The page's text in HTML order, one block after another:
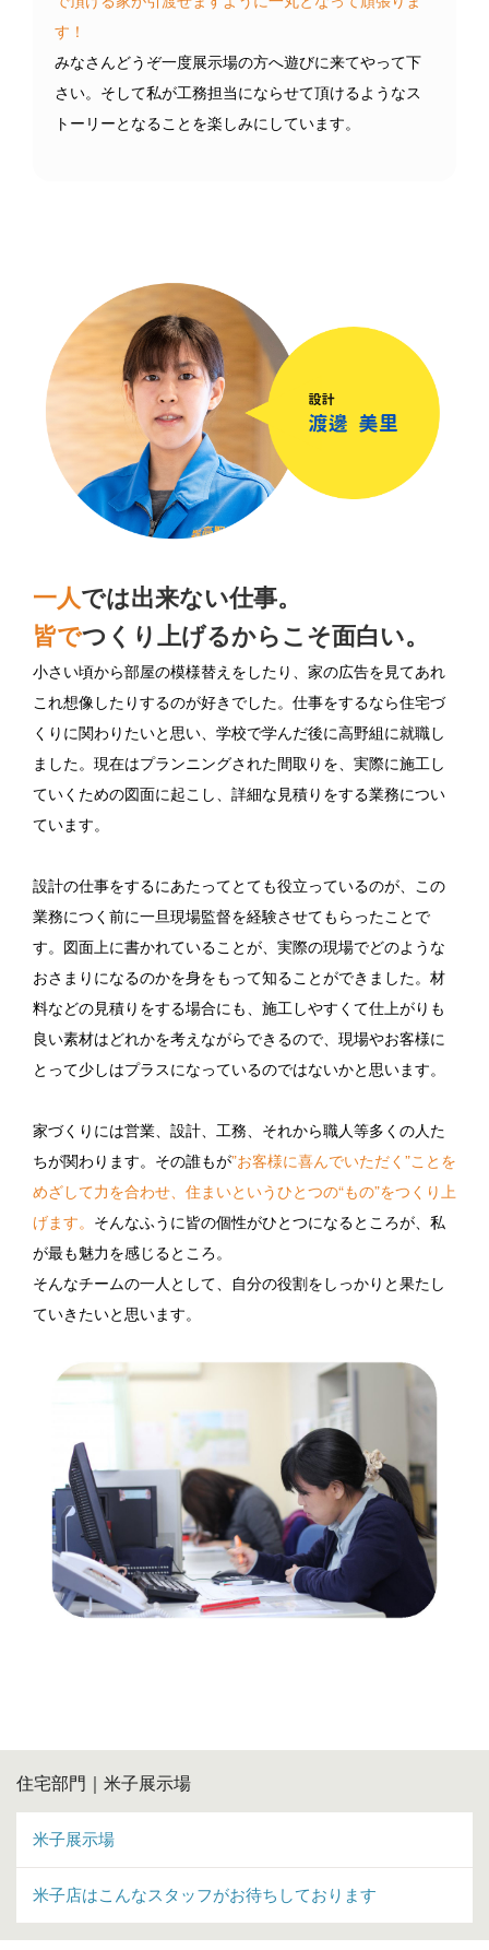
す！
みなさんどうぞ一度展示場の方へ遊びに来てやって下
さい。そして私が工務担当にならせて頂けるようなス
トーリーとなることを楽しみにしています。
一人では出来ない仕事。
皆でつくり上げるからこそ面白い。
小さい頃から部屋の模様替えをしたり、家の広告を見てあれ
これ想像したりするのが好きでした。仕事をするなら住宅づ
くりに関わりたいと思い、学校で学んだ後に高野組に就職し
ました。現在はプランニングされた間取りを、実際に施工し
ていくための図面に起こし、詳細な見積りをする業務につい
ています。
設計の仕事をするにあたってとても役立っているのが、この
業務につく前に一旦現場監督を経験させてもらったことで
す。図面上に書かれていることが、実際の現場でどのような
おさまりになるのかを身をもって知ることができました。材
料などの見積りをする場合にも、施工しやすくて仕上がりも
良い素材はどれかを考えながらできるので、現場やお客様に
とって少しはプラスになっているのではないかと思います。
家づくりには営業、設計、工務、それから職人等多くの人た
ちが関わります。その誰もが”お客様に喜んでいただく”ことを
めざして力を合わせ、住まいというひとつの“もの”をつくり上
げます。 そんなふうに皆の個性がひとつになるところが、私
が最も魅力を感じるところ。
そんなチームの一人として、自分の役割をしっかりと果たし
ていきたいと思います。
住宅部門｜米子展示場
米子展示場
米子店はこんなスタッフがお待ちしております